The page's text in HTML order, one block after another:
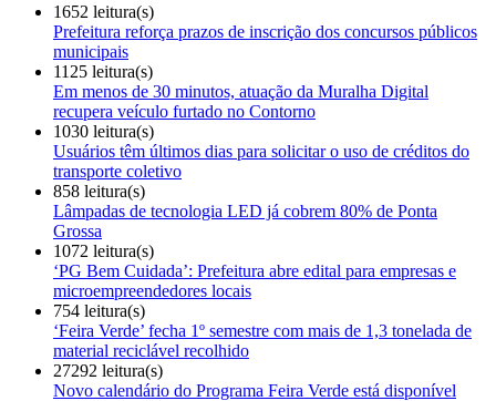
1652 leitura(s)
Prefeitura reforça prazos de inscrição dos concursos públicos
municipais
1125 leitura(s)
Em menos de 30 minutos, atuação da Muralha Digital
recupera veículo furtado no Contorno
1030 leitura(s)
Usuários têm últimos dias para solicitar o uso de créditos do
transporte coletivo
858 leitura(s)
Lâmpadas de tecnologia LED já cobrem 80% de Ponta
Grossa
1072 leitura(s)
‘PG Bem Cuidada’: Prefeitura abre edital para empresas e
microempreendedores locais
754 leitura(s)
‘Feira Verde’ fecha 1º semestre com mais de 1,3 tonelada de
material reciclável recolhido
27292 leitura(s)
Novo calendário do Programa Feira Verde está disponível